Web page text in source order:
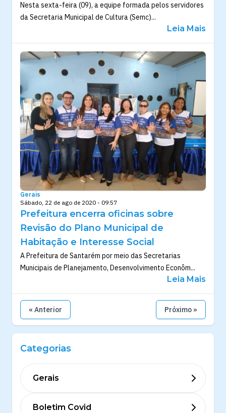
Nesta sexta-feira (09), a equipe formada pelos servidores
da Secretaria Municipal de Cultura (Semc)...
Leia Mais
Gerais
Sábado, 22 de ago de 2020 - 09:57
Prefeitura encerra oficinas sobre
Revisão do Plano Municipal de
Habitação e Interesse Social
A Prefeitura de Santarém por meio das Secretarias
Municipais de Planejamento, Desenvolvimento Econôm...
Leia Mais
« Anterior Próximo »
Categorias
Gerais
Boletim Covid